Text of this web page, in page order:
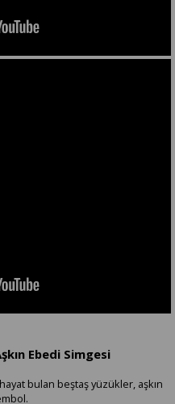
Ebedi Simgesi
bulan beştaş yüzükler, aşkın